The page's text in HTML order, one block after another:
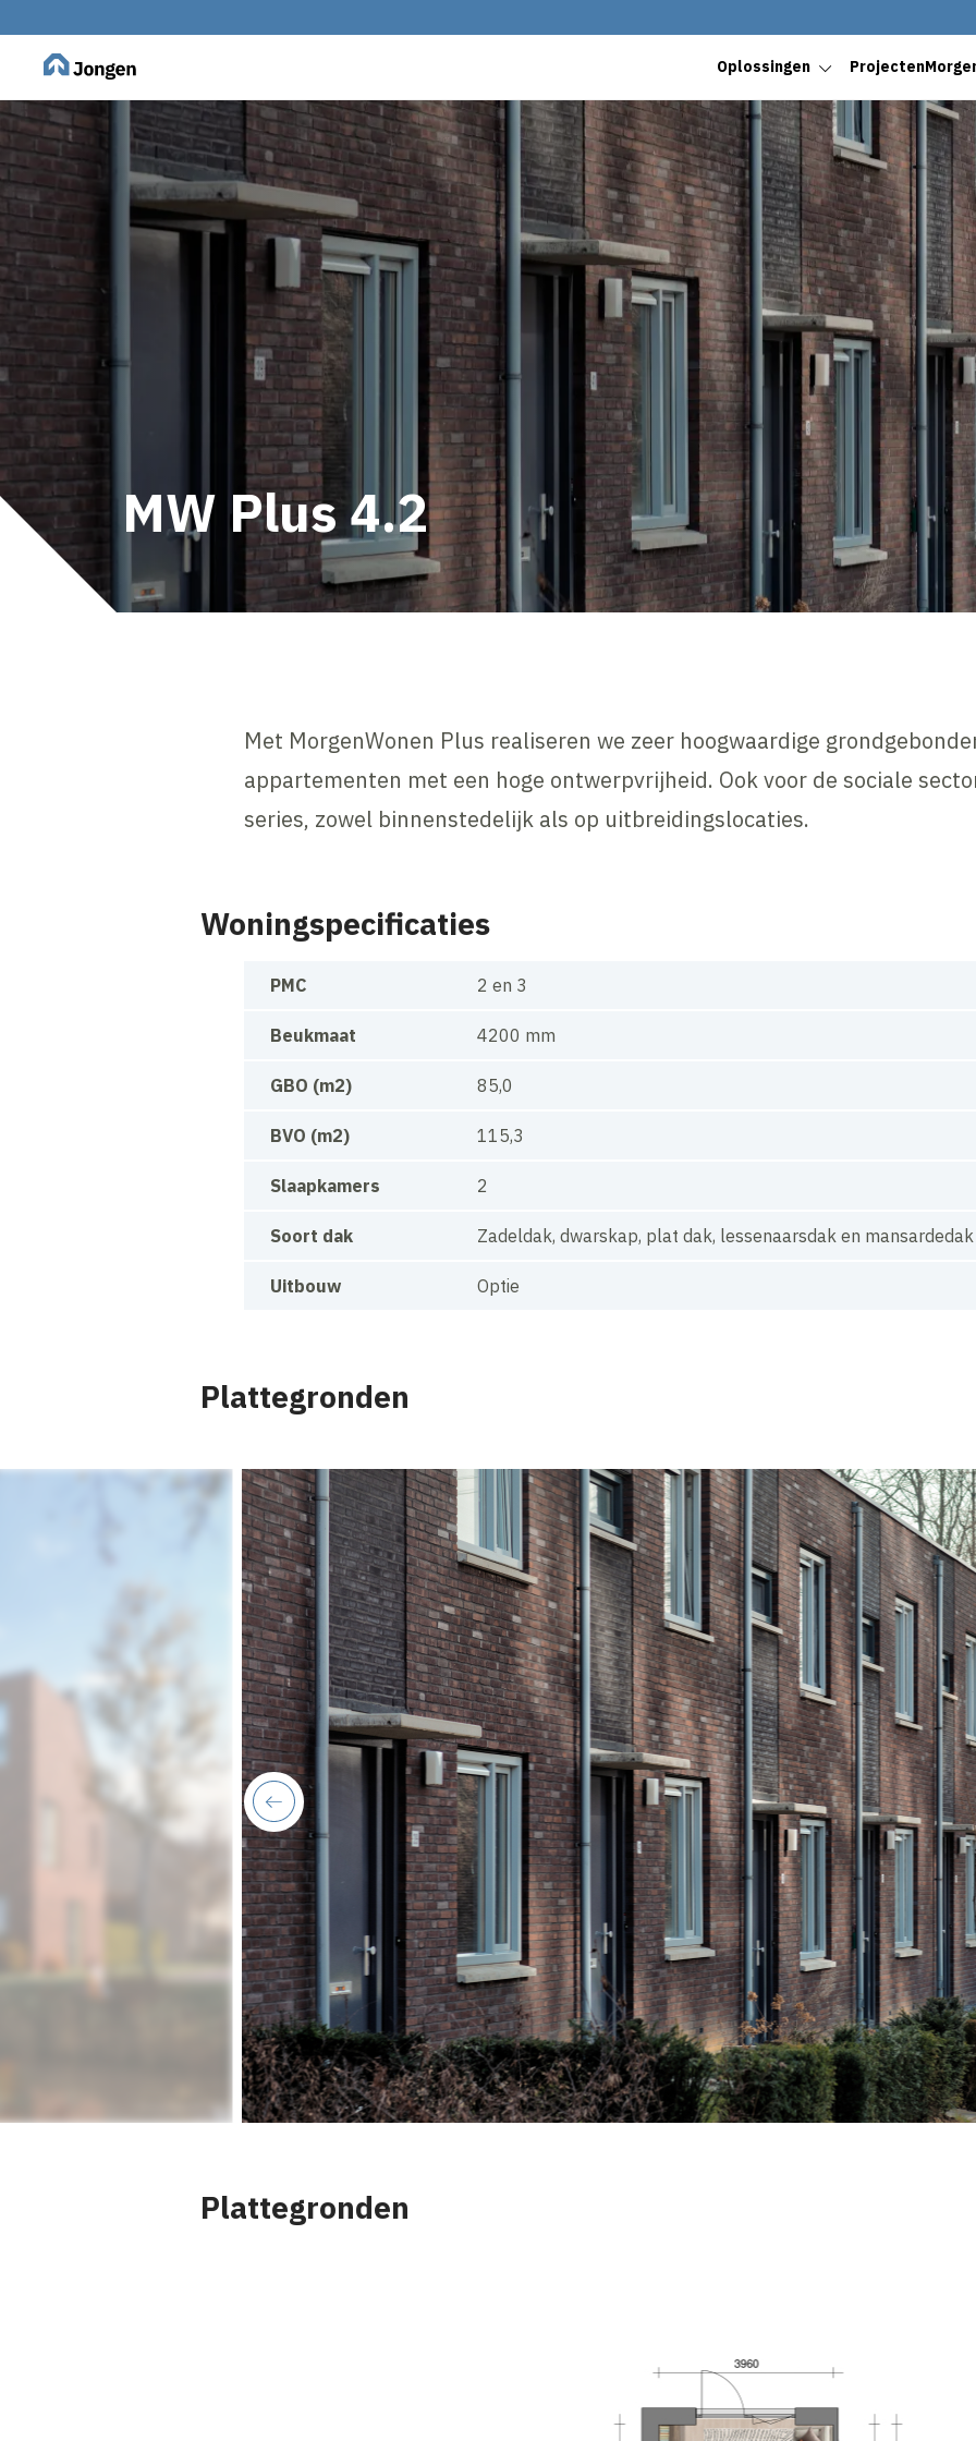
Oplossingen Projecten
MW Plus 4.2
Met MorgenWonen Plus realiseren we zeer hoogwaardige
appartementen met een hoge ontwerpvrijheid. Ook voor de sociale
series, zowel binnenstedelijk als op uitbreidingslocaties.
Woningspecificaties
PMC 2 en 3
Beukmaat 4200 mm
GBO (m2) 85,0
BVO (m2) 115,3
Slaapkamers 2
Soort dak Zadeldak, dwarskap, plat dak, lessenaarsdak en mansardedak
Uitbouw Optie
Plattegronden
previous
Plattegronden